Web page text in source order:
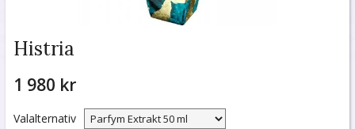
Histria
1 980 kr
Valalternativ